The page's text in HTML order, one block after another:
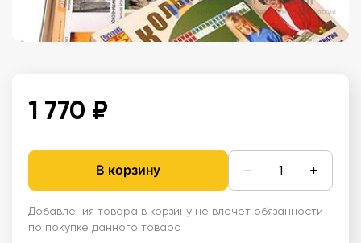
1 770 ₽
В корзину − +
Добавления товара в корзину не влечет обязанности
по покупке данного товара